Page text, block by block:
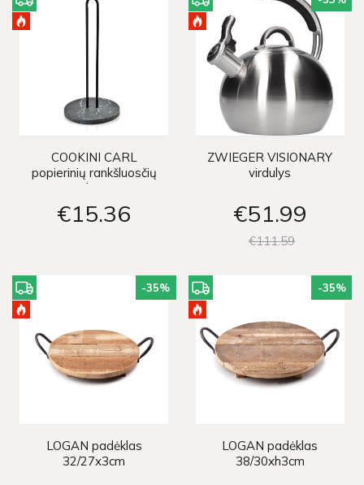
COOKINI CARL
popierinių rankšluosčių
stovas h32x15cm
€15 36
ZWIEGER VISIONARY
virdulys
€51 99
€11159
-35%
LOGAN padėklas
32/27x3cm
-35%
LOGAN padėklas
38/30xh3cm